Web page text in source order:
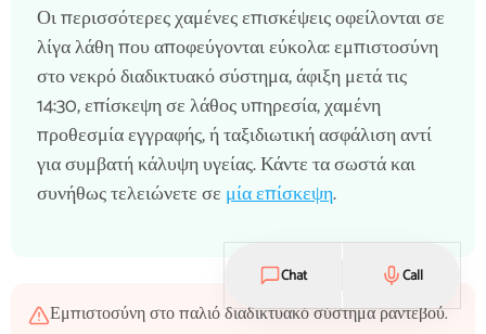
Οι περισσότερες χαμένες επισκέψεις οφείλονται σε
λίγα λάθη που αποφεύγονται εύκολα: εμπιστοσύνη
στο νεκρό διαδικτυακό σύστημα, άφιξη μετά τις
14:30, επίσκεψη σε λάθος υπηρεσία, χαμένη
προθεσμία εγγραφής, ή ταξιδιωτική ασφάλιση αντί
για συμβατή κάλυψη υγείας. Κάντε τα σωστά και
συνήθως τελειώνετε σε μία επίσκεψη.
Εμπιστοσύνη στο παλιό διαδικτυακό σύστημα ραντεβού.
Chat Call